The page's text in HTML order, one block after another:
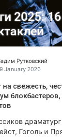
2025:
Рутковский
January 2026
на свежесть,
Гоголь и